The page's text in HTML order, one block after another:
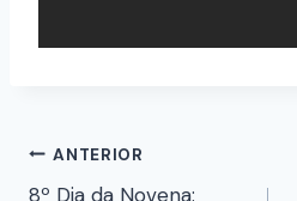
ANTERIOR
8º Dia da Novena: